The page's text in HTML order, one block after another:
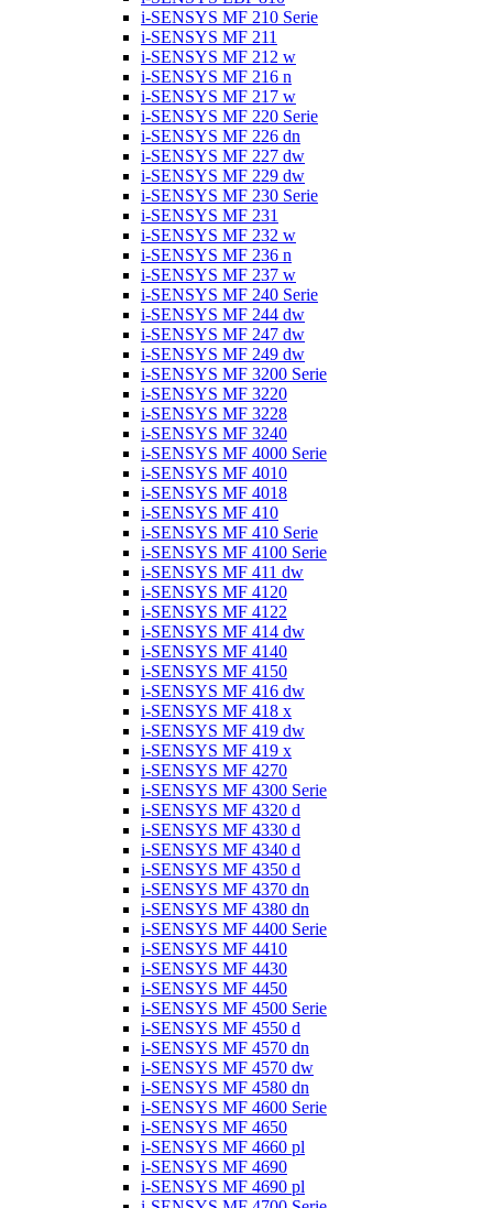
i-SENSYS MF 210 Serie
i-SENSYS MF 211
i-SENSYS MF 212 w
i-SENSYS MF 216 n
i-SENSYS MF 217 w
i-SENSYS MF 220 Serie
i-SENSYS MF 226 dn
i-SENSYS MF 227 dw
i-SENSYS MF 229 dw
i-SENSYS MF 230 Serie
i-SENSYS MF 231
i-SENSYS MF 232 w
i-SENSYS MF 236 n
i-SENSYS MF 237 w
i-SENSYS MF 240 Serie
i-SENSYS MF 244 dw
i-SENSYS MF 247 dw
i-SENSYS MF 249 dw
i-SENSYS MF 3200 Serie
i-SENSYS MF 3220
i-SENSYS MF 3228
i-SENSYS MF 3240
i-SENSYS MF 4000 Serie
i-SENSYS MF 4010
i-SENSYS MF 4018
i-SENSYS MF 410
i-SENSYS MF 410 Serie
i-SENSYS MF 4100 Serie
i-SENSYS MF 411 dw
i-SENSYS MF 4120
i-SENSYS MF 4122
i-SENSYS MF 414 dw
i-SENSYS MF 4140
i-SENSYS MF 4150
i-SENSYS MF 416 dw
i-SENSYS MF 418 x
i-SENSYS MF 419 dw
i-SENSYS MF 419 x
i-SENSYS MF 4270
i-SENSYS MF 4300 Serie
i-SENSYS MF 4320 d
i-SENSYS MF 4330 d
i-SENSYS MF 4340 d
i-SENSYS MF 4350 d
i-SENSYS MF 4370 dn
i-SENSYS MF 4380 dn
i-SENSYS MF 4400 Serie
i-SENSYS MF 4410
i-SENSYS MF 4430
i-SENSYS MF 4450
i-SENSYS MF 4500 Serie
i-SENSYS MF 4550 d
i-SENSYS MF 4570 dn
i-SENSYS MF 4570 dw
i-SENSYS MF 4580 dn
i-SENSYS MF 4600 Serie
i-SENSYS MF 4650
i-SENSYS MF 4660 pl
i-SENSYS MF 4690
i-SENSYS MF 4690 pl